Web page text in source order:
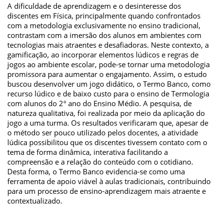
A dificuldade de aprendizagem e o desinteresse dos
discentes em Física, principalmente quando confrontados
com a metodologia exclusivamente no ensino tradicional,
contrastam com a imersão dos alunos em ambientes com
tecnologias mais atraentes e desafiadoras. Neste contexto, a
gamificação, ao incorporar elementos lúdicos e regras de
jogos ao ambiente escolar, pode-se tornar uma metodologia
promissora para aumentar o engajamento. Assim, o estudo
buscou desenvolver um jogo didático, o Termo Banco, como
recurso lúdico e de baixo custo para o ensino de Termologia
com alunos do 2° ano do Ensino Médio. A pesquisa, de
natureza qualitativa, foi realizada por meio da aplicação do
jogo a uma turma. Os resultados verificaram que, apesar de
o método ser pouco utilizado pelos docentes, a atividade
lúdica possibilitou que os discentes tivessem contato com o
tema de forma dinâmica, interativa facilitando a
compreensão e a relação do conteúdo com o cotidiano.
Desta forma, o Termo Banco evidencia-se como uma
ferramenta de apoio viável à aulas tradicionais, contribuindo
para um processo de ensino-aprendizagem mais atraente e
contextualizado.